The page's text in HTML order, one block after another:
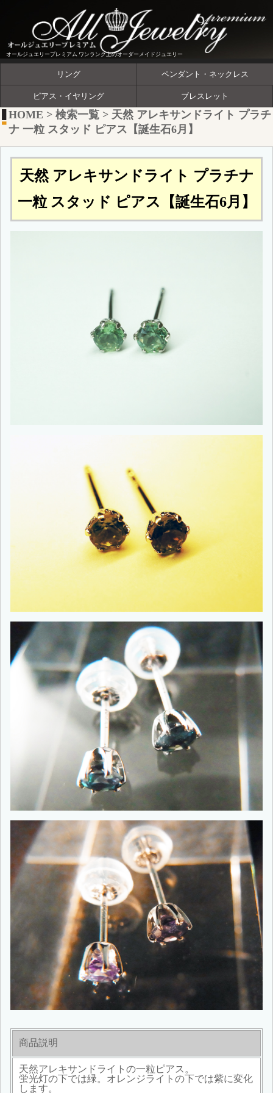
オールジュエリープレミアム ワンランク上のオーダーメイドジュエリー
リング ペンダント・ネックレス
ピアス・イヤリング ブレスレット
HOME > 検索一覧 > 天然 アレキサンドライト プラチ
ナ 一粒 スタッド ピアス【誕生石6月】
天然 アレキサンドライト プラチナ
一粒 スタッド ピアス【誕生石6月】
商品説明
天然アレキサンドライトの一粒ピアス。
蛍光灯の下では緑。オレンジライトの下では紫に変化
します。